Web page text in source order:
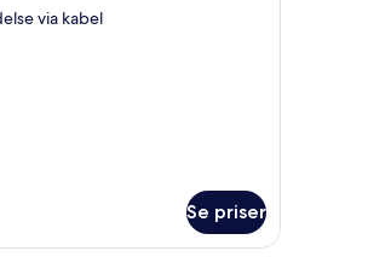
via kabel
Se priser